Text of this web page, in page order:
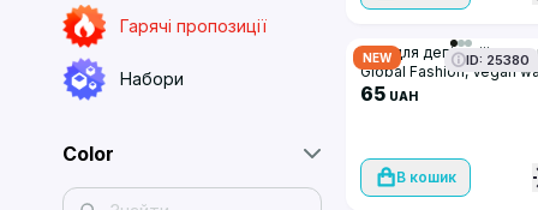
Гарячі пропозиції
Набори
Color
NEW ID: 25380
Віск для депіляції
Global Fashion, Vegan
100мл, Aloe vera
65 UAH
В кошик